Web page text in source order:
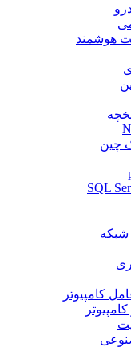
هوشمند
چین
SQL
شبکه
کامپیوتر